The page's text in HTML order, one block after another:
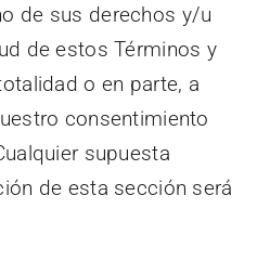
de sus derechos y/u
de estos Términos y
o en parte, a
consentimiento
supuesta
de esta sección será